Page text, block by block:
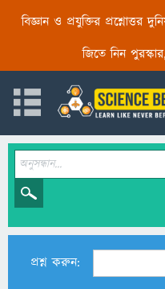
বিজ্ঞান ও প্রযুক্তির প্রশ্নোত্তর
জিতে নিন
প্রশ্ন করুন: